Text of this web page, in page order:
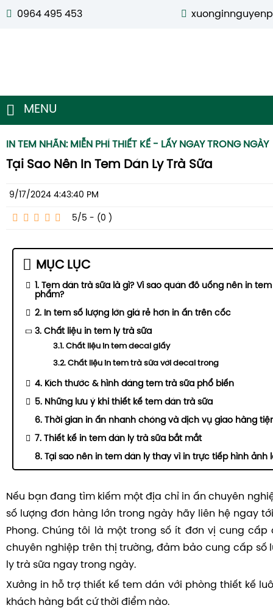
0964 495 453
MENU
IN TEM NHÃN: MIỄN PHÍ THIẾT KẾ - LẤY NGAY TRONG NGÀY
Tại Sao Nên In Tem Dán Ly Trà Sữa
9/17/2024 4:43:40 PM
5/5 - (0 )
MỤC LỤC
1. Tem dán trà sữa là gì? Vì sao quán đồ uống nên in
phẩm?
2. In tem số lượng lớn giá rẻ hơn in ấn trên cốc
3. Chất liệu in tem ly trà sữa
3.1. Chất liệu in tem decal giấy
3.2. Chất liệu in tem trà sữa với decal trong
4. Kích thước & hình dáng tem trà sữa phổ biến
5. Những lưu ý khi thiết kế tem dán trà sữa
6. Thời gian in ấn nhanh chóng và dịch vụ giao hàng
7. Thiết kế in tem dán ly trà sữa bắt mắt
8. Tại sao nên in tem dán ly thay vì in trực tiếp hình ảnh
Nếu bạn đang tìm kiếm một địa chỉ in ấn chuyên
số lượng đơn hàng lớn trong ngày hãy liên hệ ngay
Phong. Chúng tôi là một trong số ít đơn vị cung
chuyên nghiệp trên thị trường, đảm bảo cung cấp số
ly trà sữa ngay trong ngày.
Xưởng in hỗ trợ thiết kế tem dán với phòng thiết kế
khách hàng bất cứ thời điểm nào.